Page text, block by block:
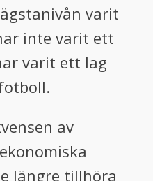
varit
inte varit ett
varit ett lag
av
längre tillhöra